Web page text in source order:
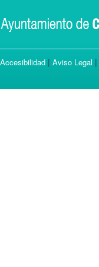
Accesibilidad | Aviso Legal |